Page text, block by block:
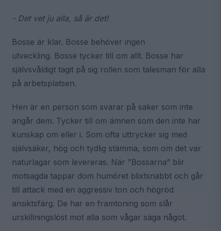
- Det vet ju alla, så är det!
Bosse är klar. Bosse behöver ingen
utveckling. Bosse tycker till om allt. Bosse har
självsvåldigt tagit på sig rollen som talesman för alla
på arbetsplatsen.
Hen är en person som svarar på saker som inte
angår dem. Tycker till om ämnen som den inte har
kunskap om eller i. Som ofta uttrycker sig med
självsäker, hög och tydlig stämma, som om det var
naturlagar som levereras. När ”Bossarna” blir
motsagda tappar dom humöret blixtsnabbt och går
till attack med en aggressiv ton och högröd
ansiktsfärg. De har en framtoning som slår
urskillningslöst mot alla som vågar säga något.